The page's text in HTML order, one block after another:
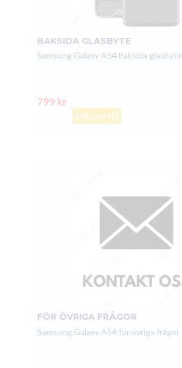
BAKSIDA GLASBYTE
Samsung Galaxy A54 baksida glasbyte
799 kr
Boka en tid
FÖR ÖVRIGA FRÅGOR
Samsung Galaxy A54 för övriga frågor